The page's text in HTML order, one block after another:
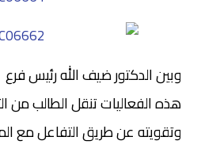
وبين الدكتور ضيف الله رئيس
هذه الفعاليات تنقل الطالب من
وتقويته عن طريق التفاعل مع